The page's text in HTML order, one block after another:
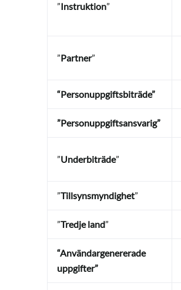
”Instruktion”
”Partner”
“Personuppgiftsbiträde”
”Personuppgiftsansvarig”
”Underbiträde”
”Tillsynsmyndighet”
”Tredje land”
“Användargenererade
uppgifter”